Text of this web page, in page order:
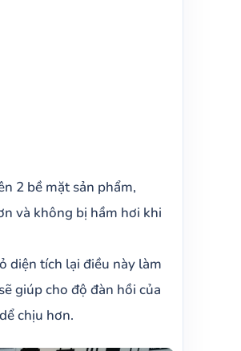
2 bề mặt sản phẩm,
và không bị hầm hơi khi
diện tích lại điều này làm
giúp cho độ đàn hồi của
chịu hơn.